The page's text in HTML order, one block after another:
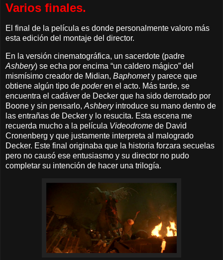
Varios finales.
El final de la película es donde personalmente valoro más
esta edición del montaje del director.
En la versión cinematográfica, un sacerdote (padre
Ashbery) se echa por encima “un caldero mágico” del
mismísimo creador de Midian, Baphomety parece que
obtiene algún tipo de poderen el acto. Más tarde, se
encuentra el cadáver de Decker que ha sido derrotado por
Boone y sin pensarlo, Ashberyintroduce su mano dentro de
las entrañas de Decker y lo resucita. Esta escena me
recuerda mucho a la película Videodrome de David
Cronenberg y que justamente interpreta al malogrado
Decker. Este final originaba que la historia forzara secuelas
pero no causó ese entusiasmo y su director no pudo
completar su intención de hacer una trilogía.